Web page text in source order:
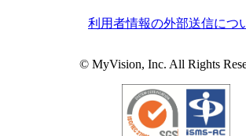
利用者情報の外部送信につ
© MyVision, Inc. All Rights